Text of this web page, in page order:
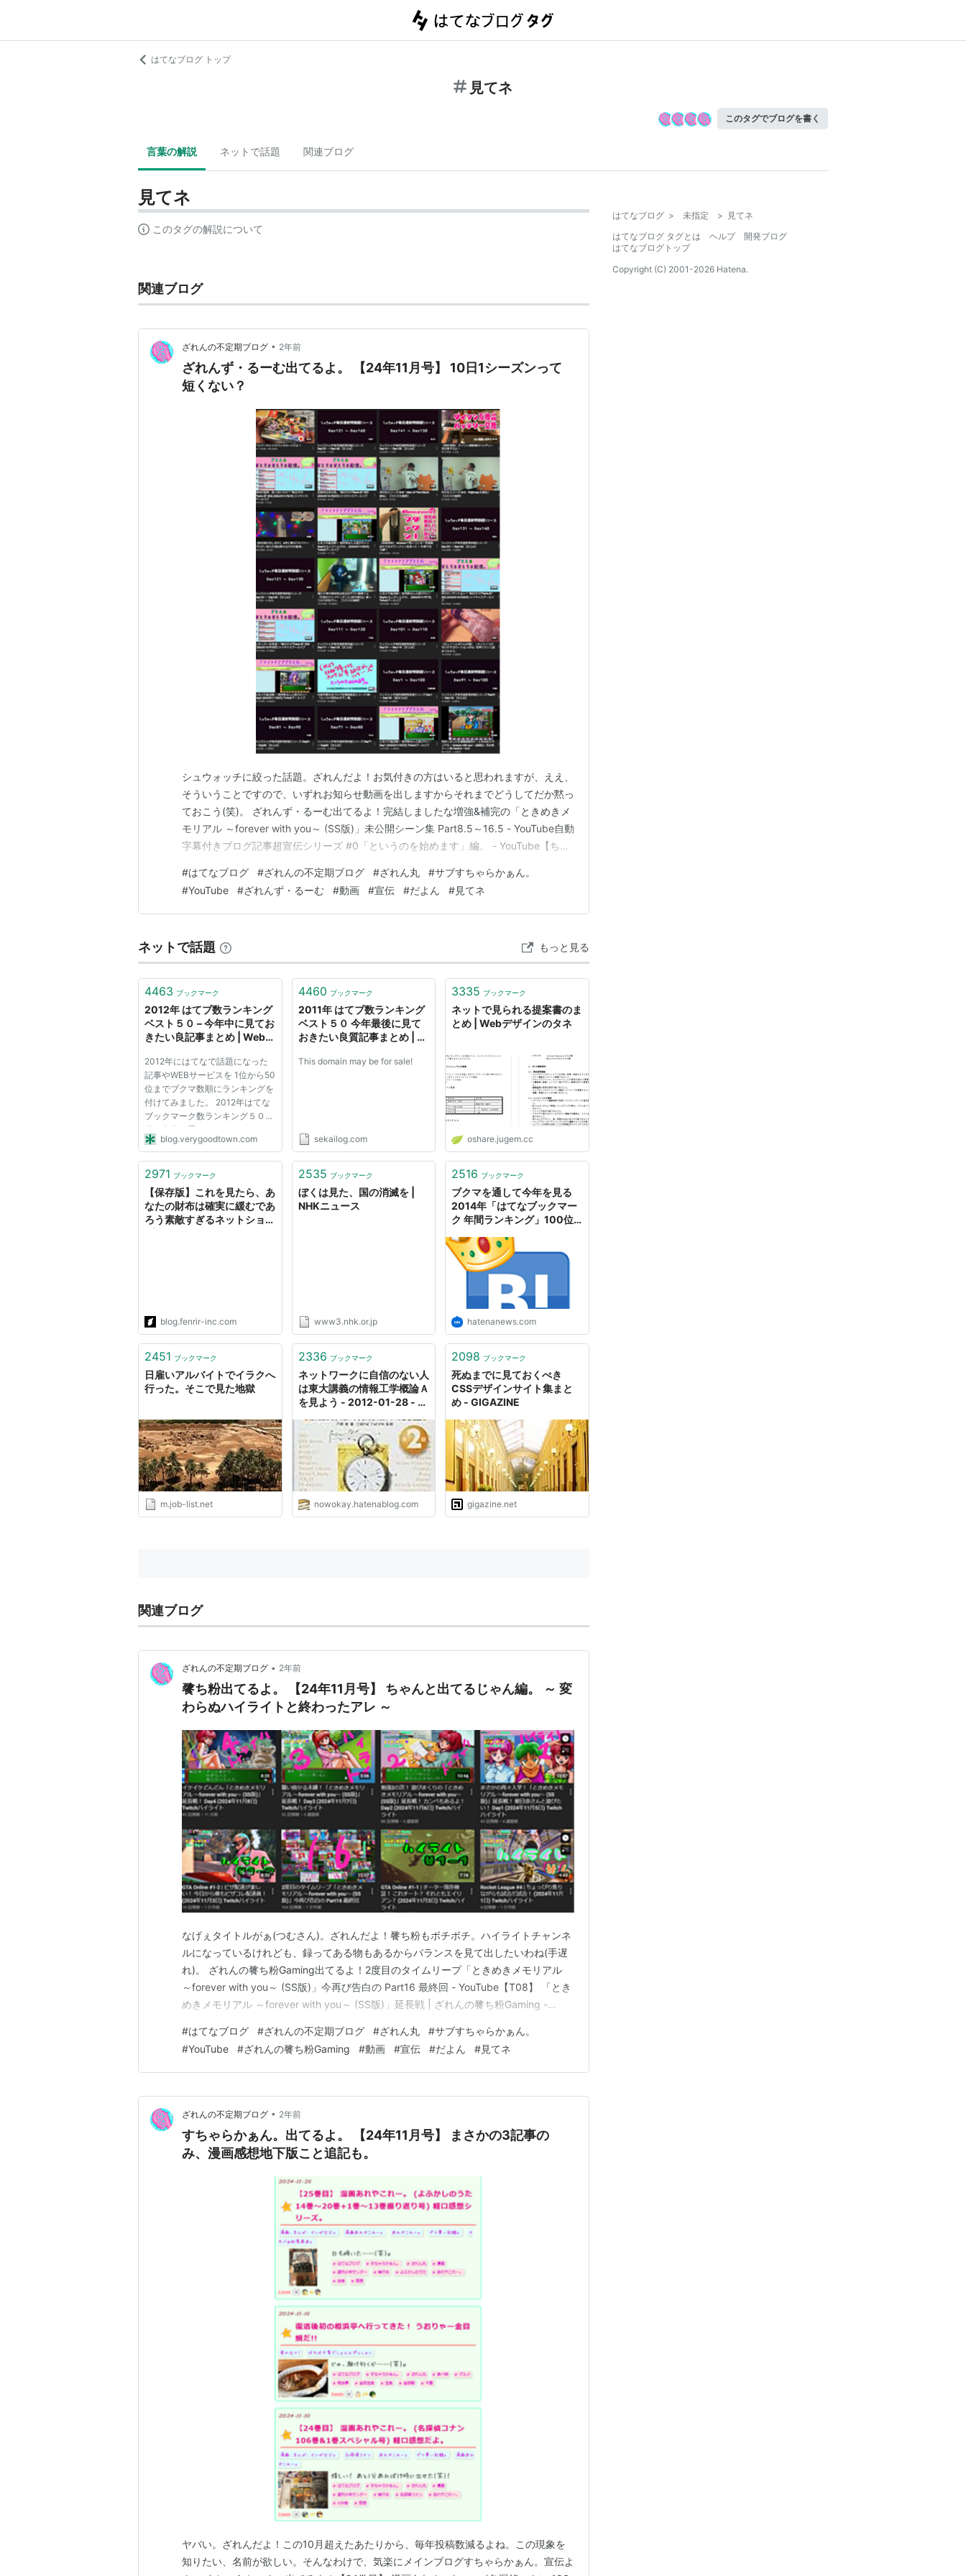
はてなブログ トップ
見てネ
このタグでブログを書く
言葉の解説 ネットで話題 関連ブログ
見てネ
このタグの解説について
関連ブログ
ざれんの不定期ブログ • 2年前
ざれんず・るーむ出てるよ。 【24年11月号】 10日1シーズンって
短くない？
シュウォッチに絞った話題。ざれんだよ！お気付きの方はいると思われますが、ええ、
そういうことですので、いずれお知らせ動画を出しますからそれまでどうしてだか黙っ
ておこう(笑)。 ざれんず・るーむ出てるよ！完結しましたな増強&補完の「ときめきメ
モリアル ～forever with you～ (SS版)」未公開シーン集 Part8.5～16.5 - YouTube自動
字幕付きブログ記事超宣伝シリーズ #0「というのを始めます」編。 - YouTube【ちょ
みよう。 - YouTube潰れた喉の強制矯正修正なテスト動画こと「…
#はてなブログ #ざれんの不定期ブログ #ざれん丸 #サブすちゃらかぁん。
#YouTube #ざれんず・るーむ #動画 #宣伝 #だよん #見てネ
ネットで話題 もっと見る
4463 ブックマーク
2012年 はてブ数ランキング
ベスト５０ – 今年中に見てお
きたい良記事まとめ | Web活
2012年にはてなで話題になった
記事やWEBサービスを 1位から50
位までブクマ数順にランキングを
付けてみました。 2012年はてな
ブックマーク数ランキング５０
僕は自分が思っていたほどは頭が
よくなかった – しのごの録 クッ
マークのついたおかず＆ご飯系レ
blog.verygoodtown.com
4460 ブックマーク
2011年 はてブ数ランキング
ベスト５０ 今年最後に見て
おきたい良質記事まとめ | 世
This domain may be for sale!
sekailog.com
3335 ブックマーク
ネットで見られる提案書のま
とめ | Webデザインのタネ
oshare.jugem.cc
2971 ブックマーク
【保存版】これを見たら、あ
なたの財布は確実に緩むであ
ろう素敵すぎるネットショッ
blog.fenrir-inc.com
2535 ブックマーク
ぼくは見た、国の消滅を |
NHKニュース
www3.nhk.or.jp
2516 ブックマーク
ブクマを通して今年を見る
2014年「はてなブックマー
ク 年間ランキング」100位
hatenanews.com
2451 ブックマーク
日雇いアルバイトでイラクへ
行った。そこで見た地獄
m.job-list.net
2336 ブックマーク
ネットワークに自信のない人
は東大講義の情報工学概論Ａ
を見よう - 2012-01-28 - き
nowokay.hatenablog.com
2098 ブックマーク
死ぬまでに見ておくべき
CSSデザインサイト集まと
め - GIGAZINE
gigazine.net
関連ブログ
ざれんの不定期ブログ • 2年前
餮ち粉出てるよ。 【24年11月号】 ちゃんと出てるじゃん編。 ～ 変
わらぬハイライトと終わったアレ ～
なげぇタイトルがぁ(つむさん)。ざれんだよ！餮ち粉もボチボチ。ハイライトチャンネ
ルになっているけれども、録ってある物もあるからバランスを見て出したいわね(手遅
れ)。 ざれんの餮ち粉Gaming出てるよ！2度目のタイムリープ「ときめきメモリアル
～forever with you～ (SS版)」今再び告白の Part16 最終回 - YouTube【T08】 「とき
めきメモリアル ～forever with you～ (SS版)」延長戦 | ざれんの餮ち粉Gaming -
ピックアッ…
#はてなブログ #ざれんの不定期ブログ #ざれん丸 #サブすちゃらかぁん。
#YouTube #ざれんの餮ち粉Gaming #動画 #宣伝 #だよん #見てネ
ざれんの不定期ブログ • 2年前
すちゃらかぁん。出てるよ。 【24年11月号】 まさかの3記事の
み、漫画感想地下版こと追記も。
ヤバい。ざれんだよ！この10月超えたあたりから、毎年投稿数減るよね。この現象を
知りたい、名前が欲しい。そんなわけで、気楽にメインブログすちゃらかぁん。宣伝よ
はてなブログ > 未指定 > 見てネ
はてなブログ タグとは
ヘルプ
開発ブログ
はてなブログトップ
Copyright (C) 2001-2026 Hatena.